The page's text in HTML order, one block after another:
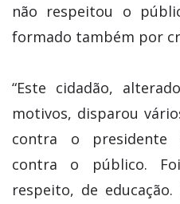
não respeitou o
formado também por
“Este cidadão,
motivos, disparou
contra o presidente
contra o público.
respeito, de